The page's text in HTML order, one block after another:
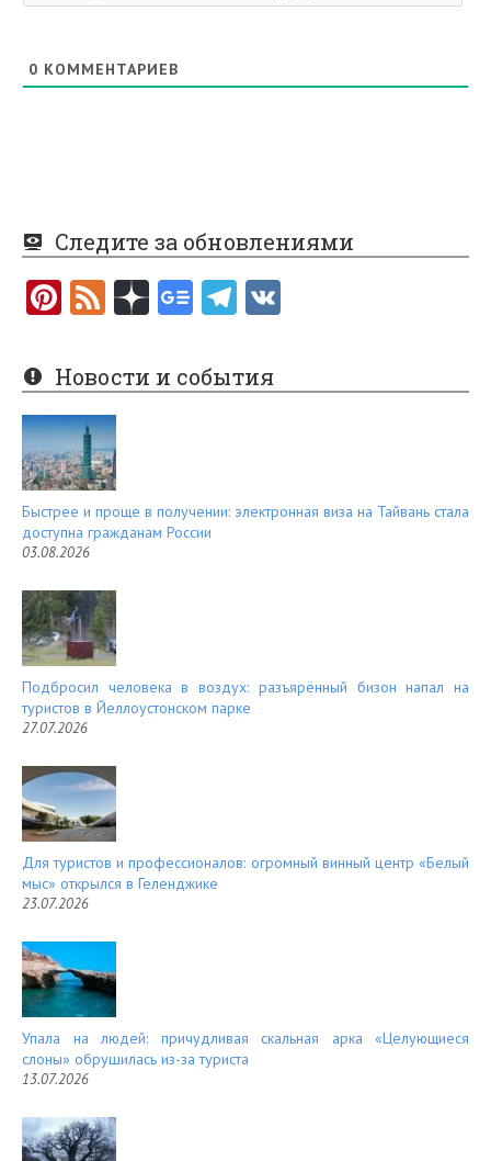
0 КОММЕНТАРИЕВ
Следите за обновлениями
Pi
er
es
t
F
e
d
Новости и события
Быстрее и проще в получении: электронная виза на Тайвань стала
доступна гражданам России
03.08.2026
Подбросил человека в воздух: разъярённый бизон напал на
туристов в Йеллоустонском парке
27.07.2026
Для туристов и профессионалов: огромный винный центр «Белый
мыс» открылся в Геленджике
23.07.2026
Упала на людей: причудливая скальная арка «Целующиеся
слоны» обрушилась из-за туриста
13.07.2026